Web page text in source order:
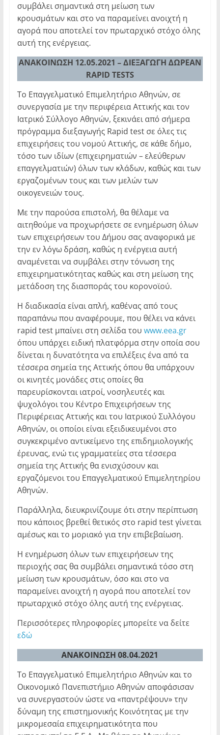
συμβάλει σημαντικά στη μείωση των
κρουσμάτων και στο να παραμείνει ανοιχτή η
αγορά που αποτελεί τον πρωταρχικό στόχο όλης
αυτή της ενέργειας.
ΑΝΑΚΟΙΝΩΣΗ 12.05.2021 – ΔΙΕΞΑΓΩΓΗ ΔΩΡΕΑΝ
RAPID TESTS
Το Επαγγελματικό Επιμελητήριο Αθηνών, σε
συνεργασία με την περιφέρεια Αττικής και τον
Ιατρικό Σύλλογο Αθηνών, ξεκινάει από σήμερα
πρόγραμμα διεξαγωγής Rapid test σε όλες τις
επιχειρήσεις του νομού Αττικής, σε κάθε δήμο,
τόσο των ιδίων (επιχειρηματιών – ελεύθερων
επαγγελματιών) όλων των κλάδων, καθώς και των
εργαζομένων τους και των μελών των
οικογενειών τους.
Με την παρούσα επιστολή, θα θέλαμε να
αιτηθούμε να προχωρήσετε σε ενημέρωση όλων
των επιχειρήσεων του Δήμου σας αναφορικά με
την εν λόγω δράση, καθώς η ενέργεια αυτή
αναμένεται να συμβάλει στην τόνωση της
επιχειρηματικότητας καθώς και στη μείωση της
μετάδοση της διασποράς του κορονοϊού.
Η διαδικασία είναι απλή, καθένας από τους
παραπάνω που αναφέρουμε, που θέλει να κάνει
rapid test μπαίνει στη σελίδα του www.eea.gr
όπου υπάρχει ειδική πλατφόρμα στην οποία σου
δίνεται η δυνατότητα να επιλέξεις ένα από τα
τέσσερα σημεία της Αττικής όπου θα υπάρχουν
οι κινητές μονάδες στις οποίες θα
παρευρίσκονται ιατροί, νοσηλευτές και
ψυχολόγοι του Κέντρο Επιχειρήσεων της
Περιφέρειας Αττικής και του Ιατρικού Συλλόγου
Αθηνών, οι οποίοι είναι εξειδικευμένοι στο
συγκεκριμένο αντικείμενο της επιδημιολογικής
έρευνας, ενώ τις γραμματείες στα τέσσερα
σημεία της Αττικής θα ενισχύσουν και
εργαζόμενοι του Επαγγελματικού Επιμελητηρίου
Αθηνών.
Παράλληλα, διευκρινίζουμε ότι στην περίπτωση
που κάποιος βρεθεί θετικός στο rapid test γίνεται
αμέσως και το μοριακό για την επιβεβαίωση.
Η ενημέρωση όλων των επιχειρήσεων της
περιοχής σας θα συμβάλει σημαντικά τόσο στη
μείωση των κρουσμάτων, όσο και στο να
παραμείνει ανοιχτή η αγορά που αποτελεί τον
πρωταρχικό στόχο όλης αυτή της ενέργειας.
Περισσότερες πληροφορίες μπορείτε να δείτε
εδώ
ΑΝΑΚΟΙΝΩΣΗ 08.04.2021
Το Επαγγελματικό Επιμελητήριο Αθηνών και το
Οικονομικό Πανεπιστήμιο Αθηνών αποφάσισαν
να συνεργαστούν ώστε να «παντρέψουν» την
δύναμη της επιστημονικής Κοινότητας με την
μικρομεσαία επιχειρηματικότητα που